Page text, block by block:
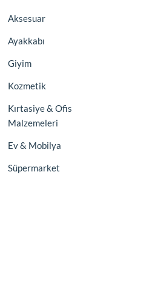
Aksesuar
Ayakkabı
Giyim
Kozmetik
Kırtasiye & Ofis
Malzemeleri
Ev & Mobilya
Süpermarket